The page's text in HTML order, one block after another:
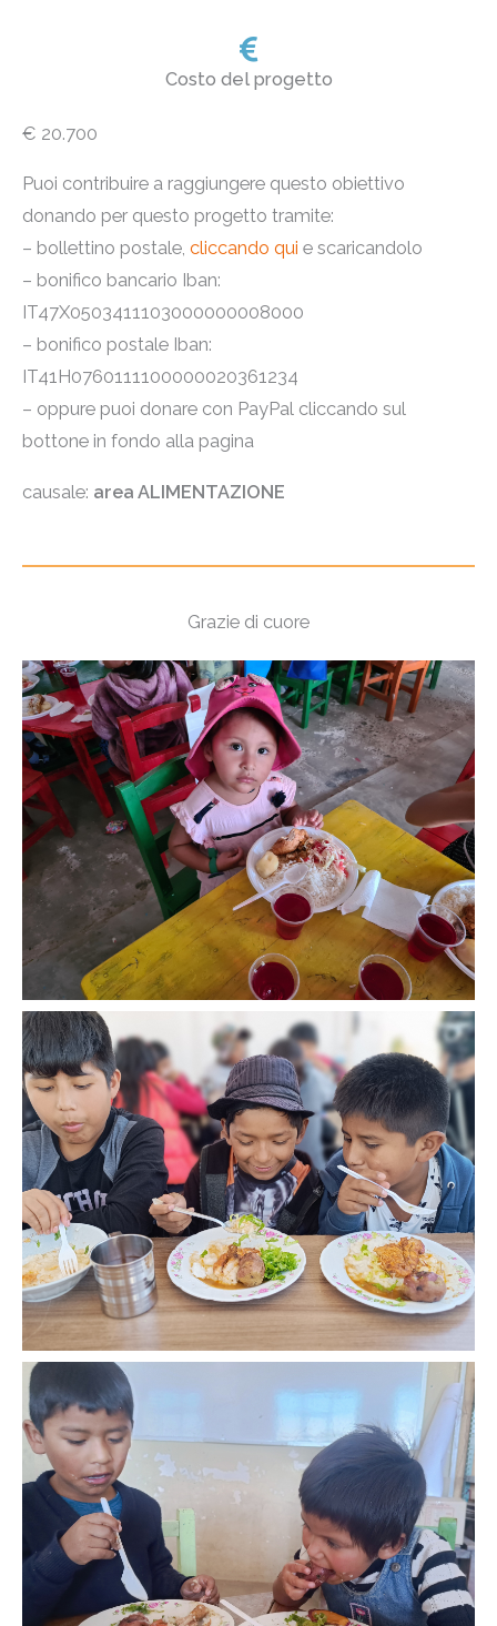
Costo del progetto
€ 20.700
Puoi contribuire a raggiungere questo obiettivo
donando per questo progetto tramite:
– bollettino postale, cliccando qui e scaricandolo
– bonifico bancario Iban:
IT47X0503411103000000008000
– bonifico postale Iban:
IT41H0760111100000020361234
– oppure puoi donare con PayPal cliccando sul
bottone in fondo alla pagina
causale: area ALIMENTAZIONE
Grazie di cuore